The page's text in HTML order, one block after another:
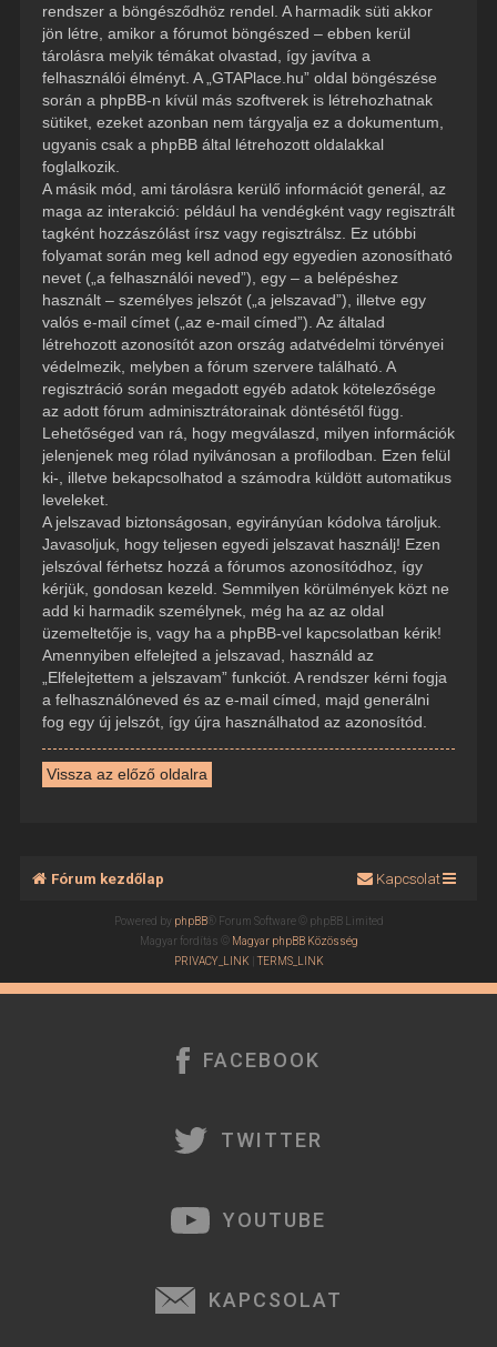
rendszer a böngésződhöz rendel. A harmadik süti akkor
jön létre, amikor a fórumot böngészed – ebben kerül
tárolásra melyik témákat olvastad, így javítva a
felhasználói élményt. A „GTAPlace.hu” oldal böngészése
során a phpBB-n kívül más szoftverek is létrehozhatnak
sütiket, ezeket azonban nem tárgyalja ez a dokumentum,
ugyanis csak a phpBB által létrehozott oldalakkal
foglalkozik.
A másik mód, ami tárolásra kerülő információt generál, az
maga az interakció: például ha vendégként vagy regisztrált
tagként hozzászólást írsz vagy regisztrálsz. Ez utóbbi
folyamat során meg kell adnod egy egyedien azonosítható
nevet („a felhasználói neved”), egy – a belépéshez
használt – személyes jelszót („a jelszavad”), illetve egy
valós e-mail címet („az e-mail címed”). Az általad
létrehozott azonosítót azon ország adatvédelmi törvényei
védelmezik, melyben a fórum szervere található. A
regisztráció során megadott egyéb adatok kötelezősége
az adott fórum adminisztrátorainak döntésétől függ.
Lehetőséged van rá, hogy megválaszd, milyen információk
jelenjenek meg rólad nyilvánosan a profilodban. Ezen felül
ki-, illetve bekapcsolhatod a számodra küldött automatikus
leveleket.
A jelszavad biztonságosan, egyirányúan kódolva tároljuk.
Javasoljuk, hogy teljesen egyedi jelszavat használj! Ezen
jelszóval férhetsz hozzá a fórumos azonosítódhoz, így
kérjük, gondosan kezeld. Semmilyen körülmények közt ne
add ki harmadik személynek, még ha az az oldal
üzemeltetője is, vagy ha a phpBB-vel kapcsolatban kérik!
Amennyiben elfelejted a jelszavad, használd az
„Elfelejtettem a jelszavam” funkciót. A rendszer kérni fogja
a felhasználóneved és az e-mail címed, majd generálni
fog egy új jelszót, így újra használhatod az azonosítód.
Vissza az előző oldalra
Fórum kezdőlap Kapcsolat
Powered by phpBB® Forum Software © phpBB Limited
Magyar fordítás © Magyar phpBB Közösség
PRIVACY_LINK |TERMS_LINK
FACEBOOK
TWITTER
YOUTUBE
KAPCSOLAT